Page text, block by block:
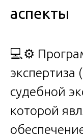
аспекты
💻⚙️
экспертиза
судебной
которой